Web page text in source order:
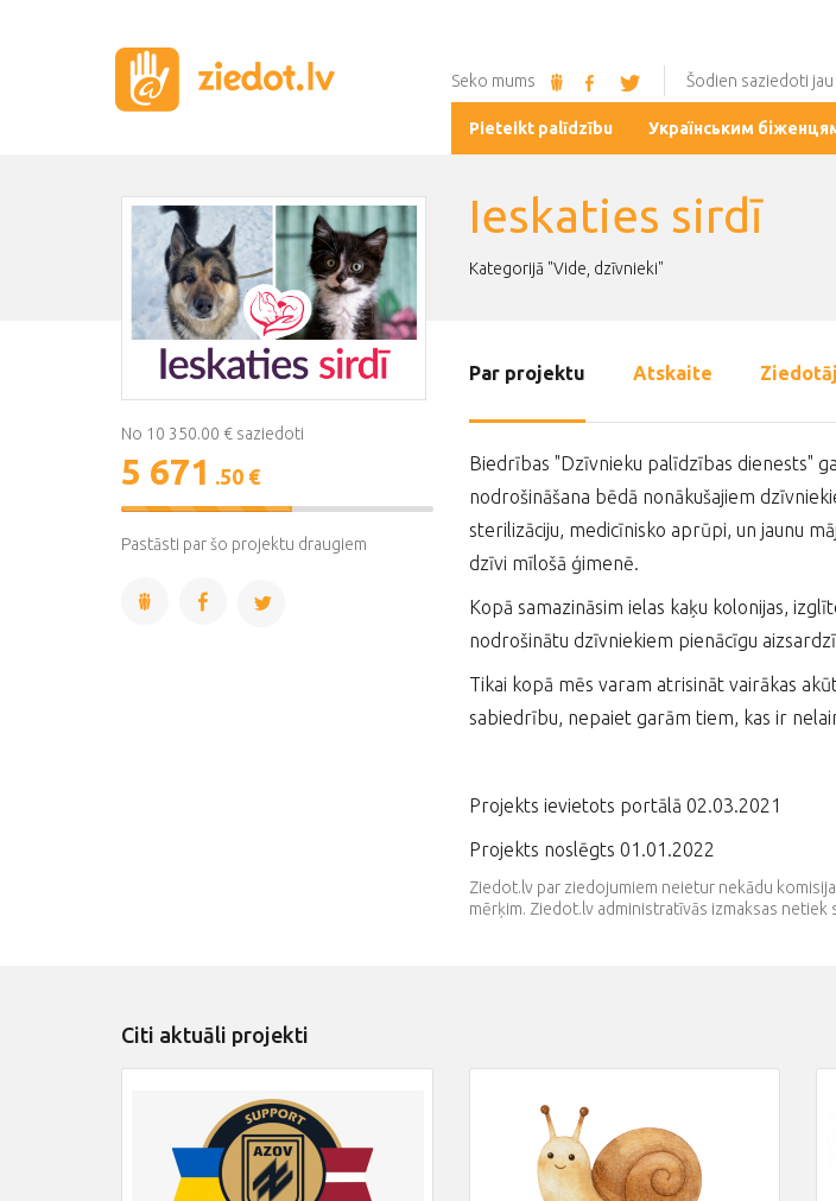
Seko mums Šodien saziedoti jau
Pieteikt palīdzību Українським
Ieskaties sirdī
Kategorijā "Vide, dzīvnieki"
No 10 350.00 € saziedoti
5 671 .50 €
55%
Complete
Pastāsti par šo projektu draugiem
Par projektu Atskaite
Biedrības "Dzīvnieku palīdzības dienests"
nodrošināšana bēdā nonākušajiem
sterilizāciju, medicīnisko aprūpi, un jaunu
dzīvi mīlošā ģimenē.
Kopā samazināsim ielas kaķu kolonijas,
nodrošinātu dzīvniekiem pienācīgu
Tikai kopā mēs varam atrisināt vairākas
sabiedrību, nepaiet garām tiem, kas ir
Projekts ievietots portālā 02.03.2021
Projekts noslēgts 01.01.2022
Ziedot.lv par ziedojumiem neietur nekādu
mērķim. Ziedot.lv administratīvās izmaksas netiek
Citi aktuāli projekti